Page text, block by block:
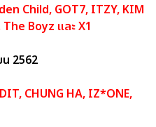
Child, GOT7, ITZY, KIM
The Boyz และ X1
2562
CHUNG HA, IZ*ONE,